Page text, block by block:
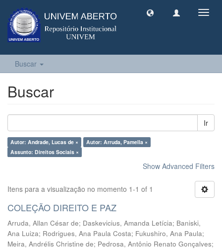
Buscar
Buscar
Ir
Autor: Andrade, Lucas de ×
Autor: Arruda, Pamella ×
Assunto: Direitos Sociais ×
Show Advanced Filters
Itens para a visualização no momento 1-1 of 1
COLEÇÃO DIREITO E PAZ
Arruda, Allan César de; Daskevicius, Amanda Letícia; Baniski,
Ana Luiza; Rodrigues, Ana Paula Costa; Fukushiro, Ana Paula;
Meira, Andrélis Christine de; Pedrosa, Antônio Renato Gonçalves;